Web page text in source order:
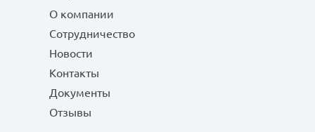
О компании
Сотрудничество
Новости
Контакты
Документы
Отзывы